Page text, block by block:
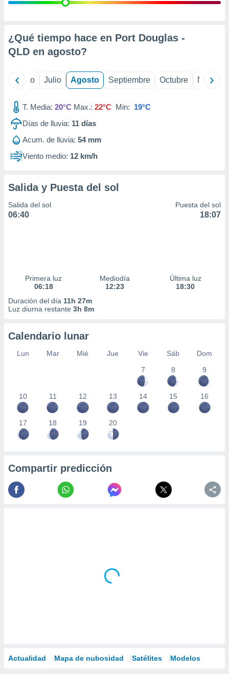
e
mediante
de
1199
¿Qué tiempo hace en Port Douglas -
QLD en agosto?
Junio Julio Agosto Septiembre Octubre
T. Media: 20°C Max.: 22°C Min: 19°C
Días de lluvia: 11 días
Acum. de lluvia: 54 mm
Viento medio: 12 km/h
Salida y Puesta del sol
Salida del sol
06:40
Puesta del sol
18:07
Primera luz
06:18
Mediodía
12:23
Última luz
18:30
Duración del día 11h 27m
Luz diurna restante 3h 8m
Calendario lunar
Lun Mar Mié Jue Vie Sáb
Dom
7
8 9
10 11 12 13 14 15 16
17 18 19 20
Compartir predicción
Actualidad Mapa de nubosidad Satélites Modelos